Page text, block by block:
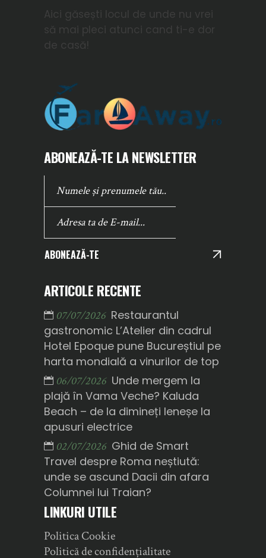
Aici găsești locul de unde nu vrei
să mai pleci atunci cand ti-e dor
de casă!
ABONEAZĂ-TE LA NEWSLETTER
ABONEAZĂ-TE
ARTICOLE RECENTE
07/07/2026 Restaurantul
gastronomic L’Atelier din cadrul
Hotel Epoque pune Bucureștiul pe
harta mondială a vinurilor de top
06/07/2026 Unde mergem la
plajă în Vama Veche? Kaluda
Beach – de la dimineți leneșe la
apusuri electrice
02/07/2026 Ghid de Smart
Travel despre Roma neștiută:
unde se ascund Dacii din afara
Columnei lui Traian?
LINKURI UTILE
Politica Cookie
Politică de confidențialitate